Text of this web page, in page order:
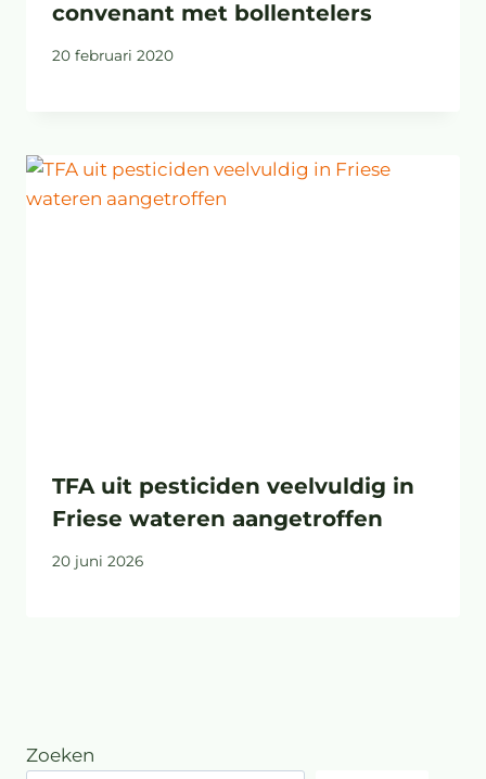
convenant met bollentelers
20 februari 2020
TFA uit pesticiden veelvuldig in
Friese wateren aangetroffen
20 juni 2026
Zoeken